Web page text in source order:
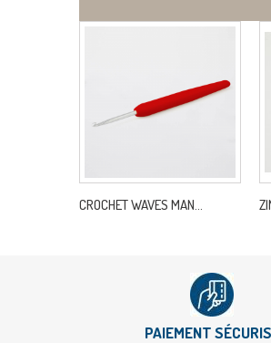
CROCHET WAVES MAN...
PAIEMENT